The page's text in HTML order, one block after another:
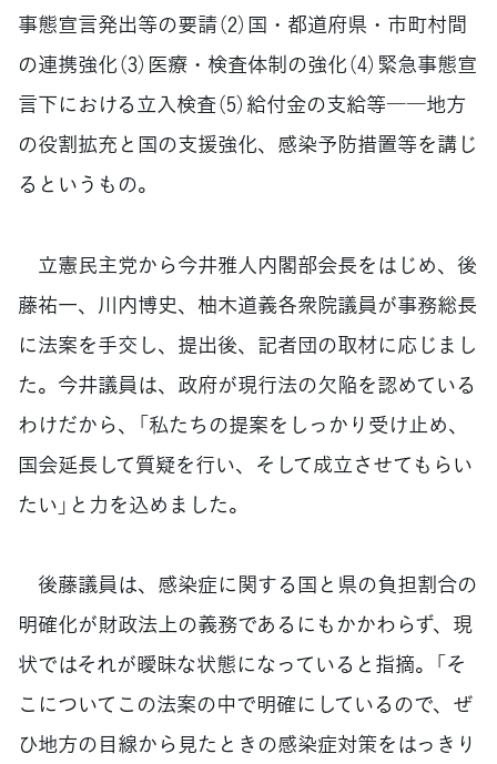
事態宣言発出等の要請（2）国・都道府県・市町村間
の連携強化（3）医療・検査体制の強化（4）緊急事態宣
言下における立入検査（5）給付金の支給等――地方
の役割拡充と国の支援強化、感染予防措置等を講じ
るというもの。
立憲民主党から今井雅人内閣部会長をはじめ、後
藤祐一、川内博史、柚木道義各衆院議員が事務総長
に法案を手交し、提出後、記者団の取材に応じまし
た。今井議員は、政府が現行法の欠陥を認めている
わけだから、「私たちの提案をしっかり受け止め、
国会延長して質疑を行い、そして成立させてもらい
たい」と力を込めました。
後藤議員は、感染症に関する国と県の負担割合の
明確化が財政法上の義務であるにもかかわらず、現
状ではそれが曖昧な状態になっていると指摘。「そ
こについてこの法案の中で明確にしているので、ぜ
ひ地方の目線から見たときの感染症対策をはっきり